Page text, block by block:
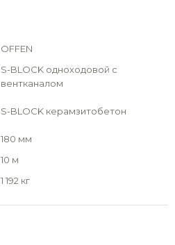
OFFEN
S-BLOCK одноходовой с
вентканалом
S-BLOCK керамзитобетон
180 мм
10 м
1 192 кг